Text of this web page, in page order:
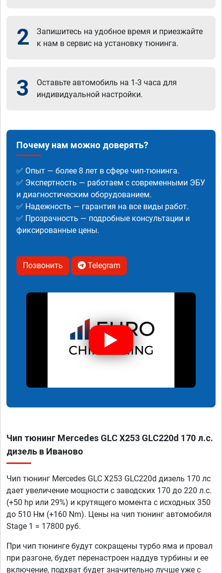
2
Запишитесь на удобное время и приезжайте
к нам в сервис на установку тюнинга.
3
Оставьте автомобиль на 1-3 часа для
индивидуальной настройки.
Почему нам можно доверять?
✅ Опыт — более 8 лет в сфере чип-тюнинга.
✅ Экспертность — работаем с современными ЭБУ
и диагностическим оборудованием.
✅ Надежность — гарантия на все виды работ.
✅ Прозрачность — подробные консультации и
фиксированные цены.
Позвонить Telegram
Чип тюнинг Mercedes GLC X253 GLC220d 170 л.с.
дизель в Иваново
Чип тюнинг Mercedes GLC X253 GLC220d дизель 170 лс
дает увеличение мощности с заводских 170 до 220 л.с.
(+50 hp или 29%) и крутящего момента с исходных 350
до 510 Нм (+160 Nm). Цены на чип тюнинг автомобиля
Stage 1 = 17800 руб.
При чип тюнинге будут сокращены турбо яма и провал
при разгоне, будет перенастроен наддув турбины и ее
включение, подхват будет значительно лучше уже с